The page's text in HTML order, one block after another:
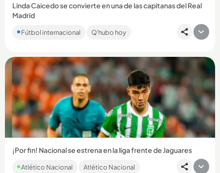
Linda Caicedo se convierte en una de las capitanas del Real
Madrid
La colombiana sigue marcando su nombre en el Real Madrid y
ahora fue elegida como una de las 4 capitanas del equipo
Fútbol internacional Q'hubo hoy
Compartir Noticia
¡Por fin! Nacional se estrena en la liga frente de Jaguares
De visitante. Tras no haber podido jugar en la primera fecha
ante Chicó, Nacional debutará este domingo 2 de agosto
Atlético Nacional Atlético Nacional